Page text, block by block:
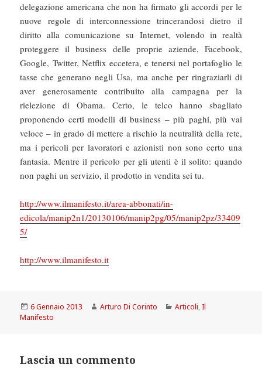
delegazione americana che non ha firmato gli accordi per le
nuove regole di interconnessione trincerandosi dietro il
diritto alla comunicazione su Internet, volendo in realtà
proteggere il business delle proprie aziende, Facebook,
Google, Twitter, Netflix eccetera, e tenersi nel portafoglio le
tasse che generano negli Usa, ma anche per ringraziarli di
aver generosamente contribuito alla campagna per la
rielezione di Obama. Certo, le telco hanno sbagliato
proponendo certi modelli di business – più paghi, più vai
veloce – in grado di mettere a rischio la neutralità della rete,
ma i pericoli per lavoratori e azionisti non sono certo una
fantasia. Mentre il pericolo per gli utenti è il solito: quando
non paghi un servizio, il prodotto in vendita sei tu.
http://www.ilmanifesto.it/area-abbonati/in-
edicola/manip2n1/20130106/manip2pg/05/manip2pz/33409
5/
http://www.ilmanifesto.it
Scritto
il
6 Gennaio 2013 Autore
Arturo Di Corinto Categorie
Articoli,Il
Manifesto
Lascia un commento